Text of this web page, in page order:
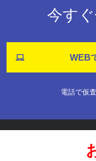
今す
WEB
電話で仮